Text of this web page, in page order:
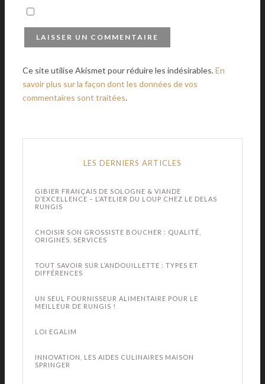
Ce site utilise Akismet pour réduire les indésirables.En
savoir plus sur la façon dont les données de vos
commentaires sont traitées.
LES DERNIERS ARTICLES
GIBIER FRANÇAIS DE SOLOGNE & VIANDE
D’EXCELLENCE – L’ATELIER DU LOUP CHEZ LE DELAS
RUNGIS
CHOISIR SON GROSSISTE BOUCHER : QUALITÉ,
ORIGINES, SERVICES
TOUT SAVOIR SUR L’ANDOUILLETTE : TYPES ET
DIFFÉRENCES
UN SEUL FOURNISSEUR ALIMENTAIRE POUR LE
MEILLEUR DE RUNGIS !
LOI EGALIM
INNOVATION, LES AIDES CULINAIRES MAISON
SPRINGER